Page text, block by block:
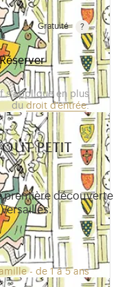
Gratuité
moins de 10 ans.Tarif
Réserver
s'applique en plus
du droit d'entrée.
petit
première découverte
- de 1 à 5 ans